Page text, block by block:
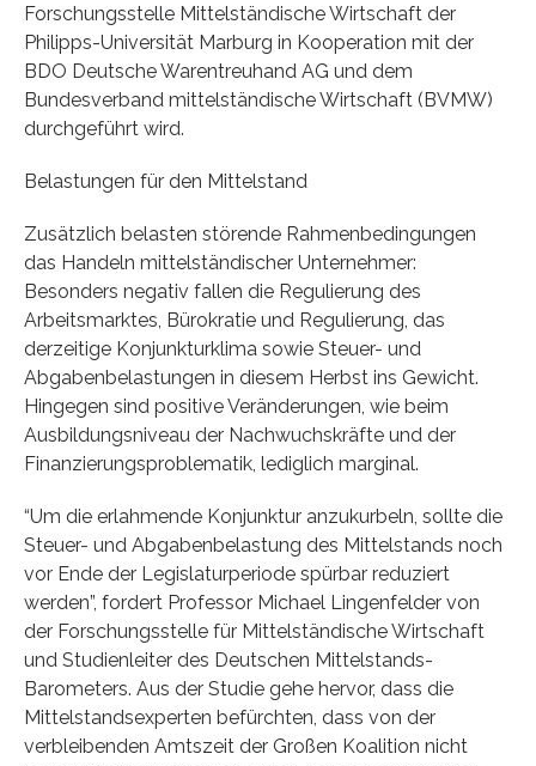
Forschungsstelle Mittelständische Wirtschaft der
Philipps-Universität Marburg in Kooperation mit der
BDO Deutsche Warentreuhand AG und dem
Bundesverband mittelständische Wirtschaft (BVMW)
durchgeführt wird.
Belastungen für den Mittelstand
Zusätzlich belasten störende Rahmenbedingungen
das Handeln mittelständischer Unternehmer:
Besonders negativ fallen die Regulierung des
Arbeitsmarktes, Bürokratie und Regulierung, das
derzeitige Konjunkturklima sowie Steuer- und
Abgabenbelastungen in diesem Herbst ins Gewicht.
Hingegen sind positive Veränderungen, wie beim
Ausbildungsniveau der Nachwuchskräfte und der
Finanzierungsproblematik, lediglich marginal.
“Um die erlahmende Konjunktur anzukurbeln, sollte die
Steuer- und Abgabenbelastung des Mittelstands noch
vor Ende der Legislaturperiode spürbar reduziert
werden”, fordert Professor Michael Lingenfelder von
der Forschungsstelle für Mittelständische Wirtschaft
und Studienleiter des Deutschen Mittelstands-
Barometers. Aus der Studie gehe hervor, dass die
Mittelstandsexperten befürchten, dass von der
verbleibenden Amtszeit der Großen Koalition nicht